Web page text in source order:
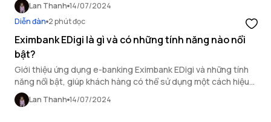
Lan Thanh 14/07/2024
Diễn đàn 2 phút đọc
Eximbank EDigi là gì và có những tính năng nào nổi
bật?
Giới thiệu ứng dụng e-banking Eximbank EDigi và những tính
năng nổi bật, giúp khách hàng có thể sử dụng một cách hiệu
quả hơn.
Lan Thanh 14/07/2024